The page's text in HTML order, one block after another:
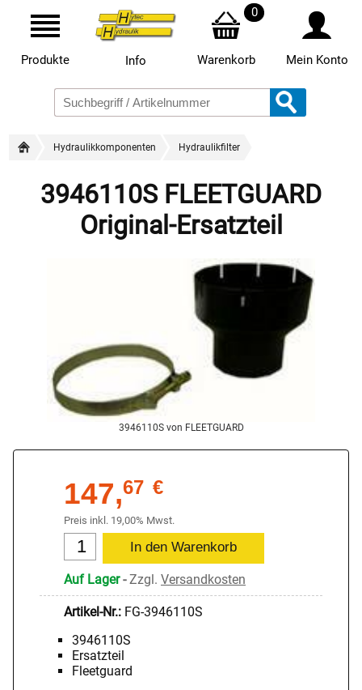
Produkte Info
0
Warenkorb Mein Konto
Hydraulikkomponenten Hydraulikfilter
3946110S FLEETGUARD
Original-Ersatzteil
3946110S von FLEETGUARD
147,67 €
Preis inkl. 19,00% Mwst.
Auf Lager-Zzgl. Versandkosten
Artikel-Nr.: FG-3946110S
3946110S
Ersatzteil
Fleetguard